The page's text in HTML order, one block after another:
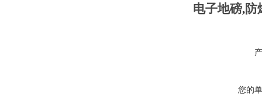
电子地磅,防
您的